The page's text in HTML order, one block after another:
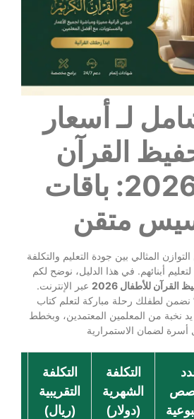
لـ أسعار
القرآن
للأطفال 2026: باقات
متقن
المثالي بين جودة التعليم والتكلفة
أبنائهم. في هذا الدليل، نوضح لكم
للأطفال 2026
عبر الإنترنت.
لطفلك رحلة مباركة لتعلم كتاب
يد نخبة من المعلمين المعتمدين، وبخطط
التكلفة
الشهرية
(دولار)
التكلفة
التقريبية
(ريال)